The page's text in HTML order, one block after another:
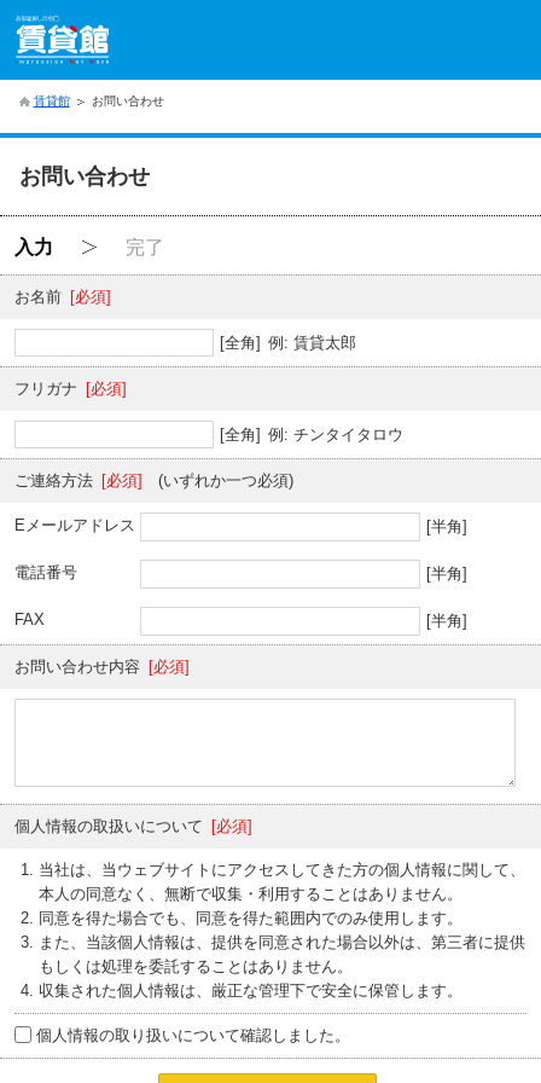
賃貸館 お問い合わせ
お問い合わせ
入力 完了
お名前 [必須]
[全角] 例: 賃貸太郎
フリガナ [必須]
[全角] 例: チンタイタロウ
ご連絡方法 [必須] (いずれか一つ必須)
Eメールアドレス [半角]
電話番号 [半角]
FAX [半角]
お問い合わせ内容 [必須]
個人情報の取扱いについて [必須]
当社は、当ウェブサイトにアクセスしてきた方の個人情報に関して、
本人の同意なく、無断で収集・利用することはありません。
同意を得た場合でも、同意を得た範囲内でのみ使用します。
また、当該個人情報は、提供を同意された場合以外は、第三者に提供
もしくは処理を委託することはありません。
収集された個人情報は、厳正な管理下で安全に保管します。
個人情報の取り扱いについて確認しました。